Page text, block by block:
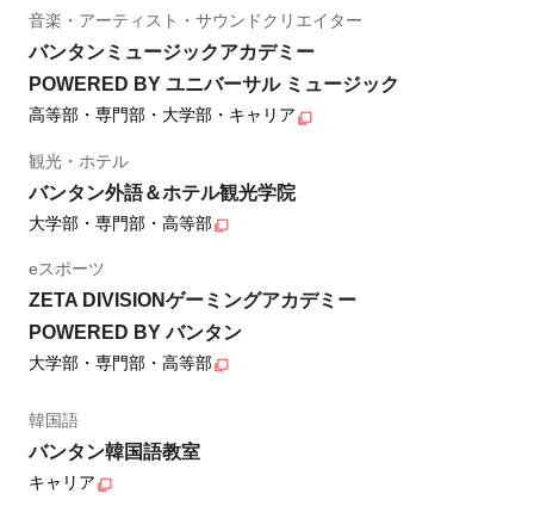
音楽・アーティスト・サウンドクリエイター
バンタンミュージックアカデミー
POWERED BY ユニバーサル ミュージック
高等部・専門部・大学部・キャリア
観光・ホテル
バンタン外語＆ホテル観光学院
大学部・専門部・高等部
eスポーツ
ZETA DIVISIONゲーミングアカデミー
POWERED BY バンタン
大学部・専門部・高等部
韓国語
バンタン韓国語教室
キャリア